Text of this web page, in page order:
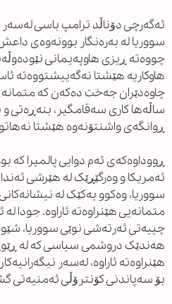
ئەگەرچی دۆناڵد ترامپ باسی لەسەر
سووریا لە بەرەنگار بوونەوەی
چووەتە ڕیزی هاوپەیمانی
هاوکاریە هێشتا نەگەییشتووەتە
چاوەدێران جەخت دەکەن کە
ساڵەها کاری سەقامگیر، بنەڕەتی و
ڕوانگەی واشنتۆنەوە هێشتا
ڕووداوەکەی ئەم دوایی پالمیرا کە
ئەمریکا و وەرگێڕێک لە هێرشی
سووریا، وەکوو یەکێک لە
متمانەیی هێنراوەتە ئاراوە. جودا
چییەتی ئەرتەشی نوێی سووریا،
هەندێک دروشمی سیاسی کە لە
هێنراوەتە ئاراوە، لەسەر
بۆ سەپاندنی کۆنترۆڵی ئەمنیەتی